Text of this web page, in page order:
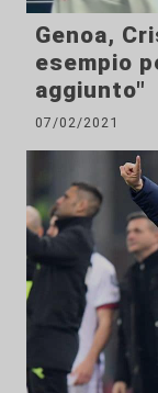
Genoa,
esempio
aggiunto"
07/02/2021